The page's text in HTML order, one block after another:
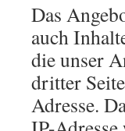
Das
auch
die unser
dritter
Adresse.